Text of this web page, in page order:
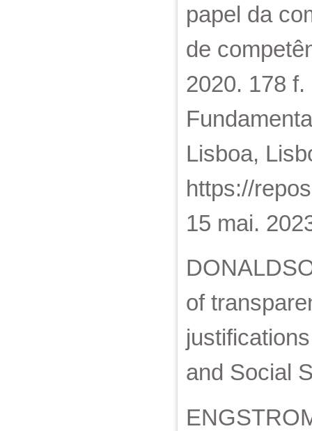
papel da
de
2020. 178
Lisboa,
https://
15 mai.
of
and Social